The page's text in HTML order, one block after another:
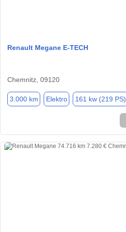
Renault Megane E-TECH
Chemnitz, 09120
3.000 km Elektro 161 kw (219 PS)